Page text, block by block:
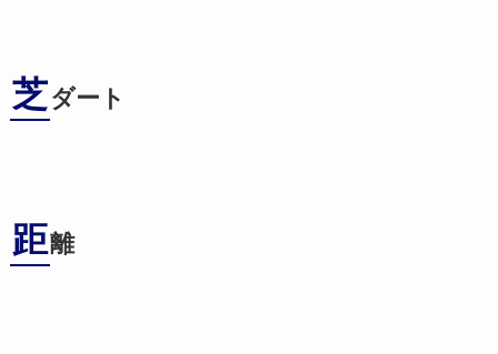
芝ダート
距離